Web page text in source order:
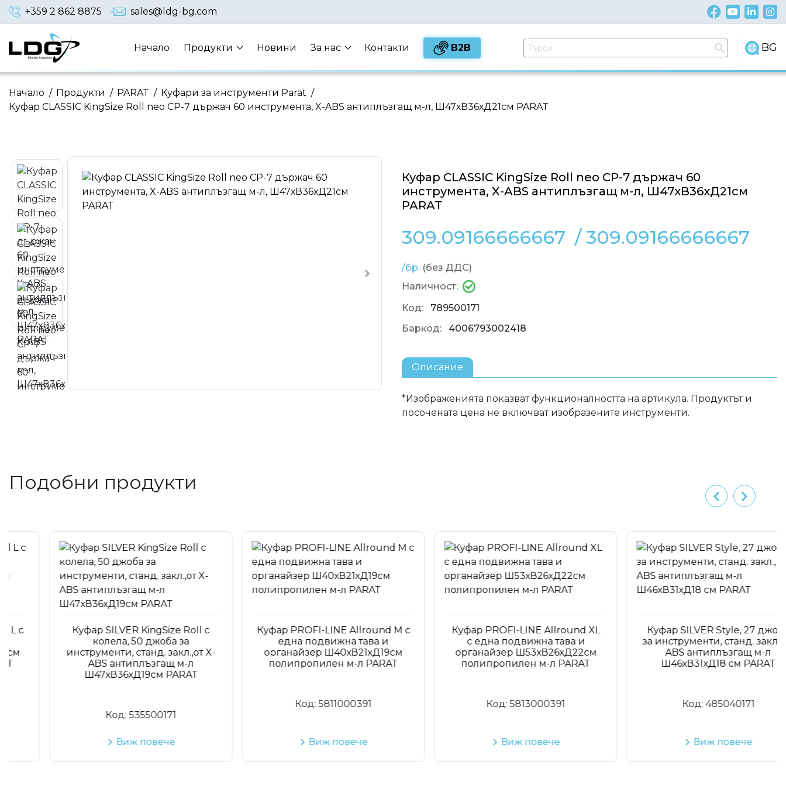
+359 2 862 8875 sales@ldg-bg.com
Начало Продукти Новини За нас Контакти B2B BG
/
Начало /
Продукти /
PARAT /
Куфари за инструменти Parat
Куфар CLASSIC KingSize Roll neo CP-7 държач 60 инструмента, X-ABS антиплъзгащ м-л, Ш47хВ36хД21см PARAT
Куфар CLASSIC KingSize Roll neo CP-7 държач 60
инструмента, X-ABS антиплъзгащ м-л, Ш47хВ36хД21см
PARAT
309.09166666667
/
309.09166666667
/бр. (без ДДС)
Наличност:
Код:
789500171
Баркод:
4006793002418
Описание
*Изображенията показват функционалността на артикула. Продуктът и
посочената цена не включват изобразените инструменти.
Подобни продукти
Куфар SILVER KingSize Roll с
колела, 50 джоба за
инструменти, станд. закл.,от X-
ABS антиплъзгащ м-л
Ш47хВ36хД19см PARAT
535500171
Виж повече
Куфар PROFI-LINE Allround M с
една подвижна тава и
органайзер Ш40хВ21хД19см
полипропилен м-л PARAT
5811000391
Виж повече
Куфар PROFI-LINE Allround XL
с една подвижна тава и
органайзер Ш53хВ26хД22см
полипропилен м-л PARAT
5813000391
Виж повече
Куфар SILVER Style, 27 джоба
за инструменти, станд. закл., X-
ABS антиплъзгащ м-л
Ш46хВ31хД18 см PARAT
485040171
Виж повече